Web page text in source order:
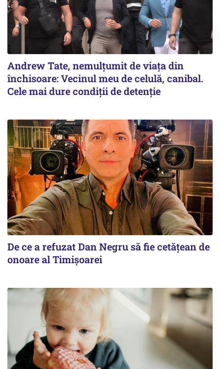
Andrew Tate, nemulțumit de viața din
închisoare: Vecinul meu de celulă, canibal.
Cele mai dure condiții de detenție
De ce a refuzat Dan Negru să fie cetățean de
onoare al Timișoarei